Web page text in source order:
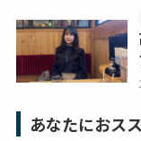
あなたにおス